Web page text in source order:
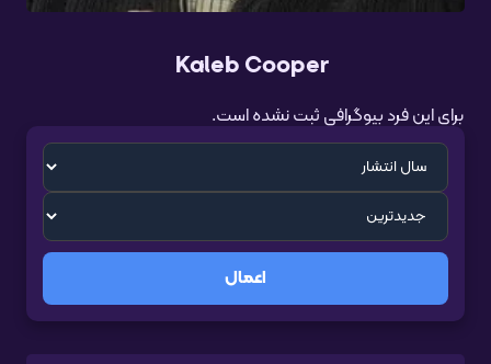
Kaleb Cooper
برای این فرد بیوگرافی ثبت نشده است.
اعمال